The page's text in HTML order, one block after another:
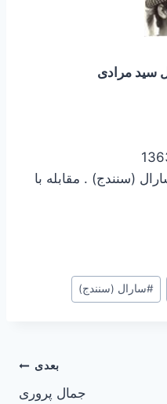
سید مرادی
(سنندج) . مقابله با
#سارال (سنندج)
بعدی
جمال پروری